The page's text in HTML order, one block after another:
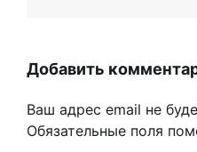
Добавить
Ваш адрес email не
Обязательные поля